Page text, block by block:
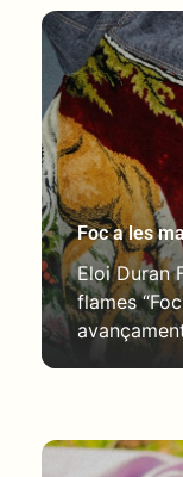
Foc a les
Eloi Duran
flames